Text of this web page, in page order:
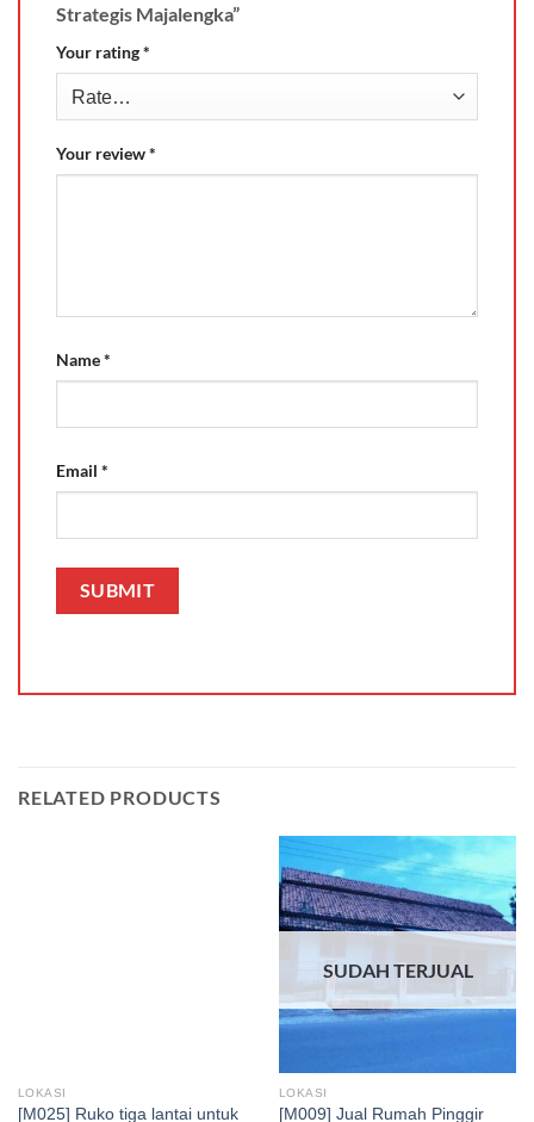
Strategis Majalengka”
Your rating*
Your review*
Name*
Email *
RELATED PRODUCTS
LOKASI
[M025] Ruko tiga lantai untuk
SUDAH TERJUAL
LOKASI
[M009] Jual Rumah Pinggir